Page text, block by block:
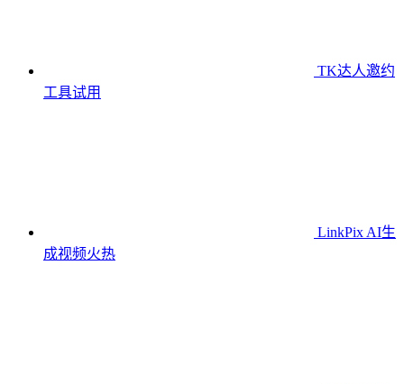
TK达人邀约
工具试用
LinkPix AI生
成视频火热